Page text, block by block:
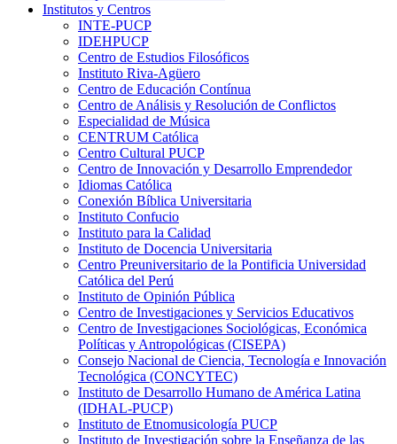
Institutos y Centros
INTE-PUCP
IDEHPUCP
Centro de Estudios Filosóficos
Instituto Riva-Agüero
Centro de Educación Contínua
Centro de Análisis y Resolución de Conflictos
Especialidad de Música
CENTRUM Católica
Centro Cultural PUCP
Centro de Innovación y Desarrollo Emprendedor
Idiomas Católica
Conexión Bíblica Universitaria
Instituto Confucio
Instituto para la Calidad
Instituto de Docencia Universitaria
Centro Preuniversitario de la Pontificia Universidad
Católica del Perú
Instituto de Opinión Pública
Centro de Investigaciones y Servicios Educativos
Centro de Investigaciones Sociológicas, Económica
Políticas y Antropológicas (CISEPA)
Consejo Nacional de Ciencia, Tecnología e Innovación
Tecnológica (CONCYTEC)
Instituto de Desarrollo Humano de América Latina
(IDHAL-PUCP)
Instituto de Etnomusicología PUCP
Instituto de Investigación sobre la Enseñanza de las